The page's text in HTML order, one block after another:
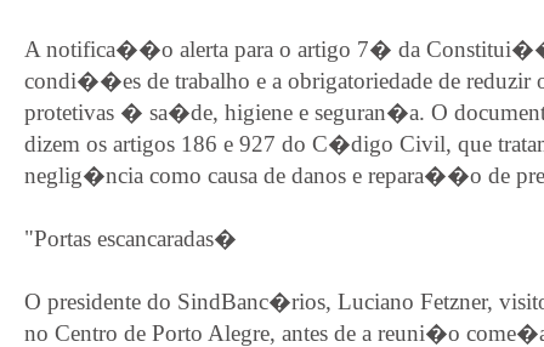
A notifica��o alerta para o artigo 7� da
condi��es de trabalho e a obrigatoriedade de reduzir
protetivas � sa�de, higiene e seguran�a. O
dizem os artigos 186 e 927 do C�digo Civil, que
neglig�ncia como causa de danos e repara��o de
"Portas escancaradas�
O presidente do SindBanc�rios, Luciano Fetzner,
no Centro de Porto Alegre, antes de a reuni�o